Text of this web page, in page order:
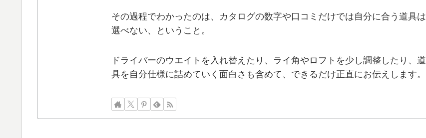
その過程でわかったのは、カタログの数字や口コミだけでは自分に合う道具は
選べない、ということ。
ドライバーのウエイトを入れ替えたり、ライ角やロフトを少し調整したり、道
具を自分仕様に詰めていく面白さも含めて、できるだけ正直にお伝えします。